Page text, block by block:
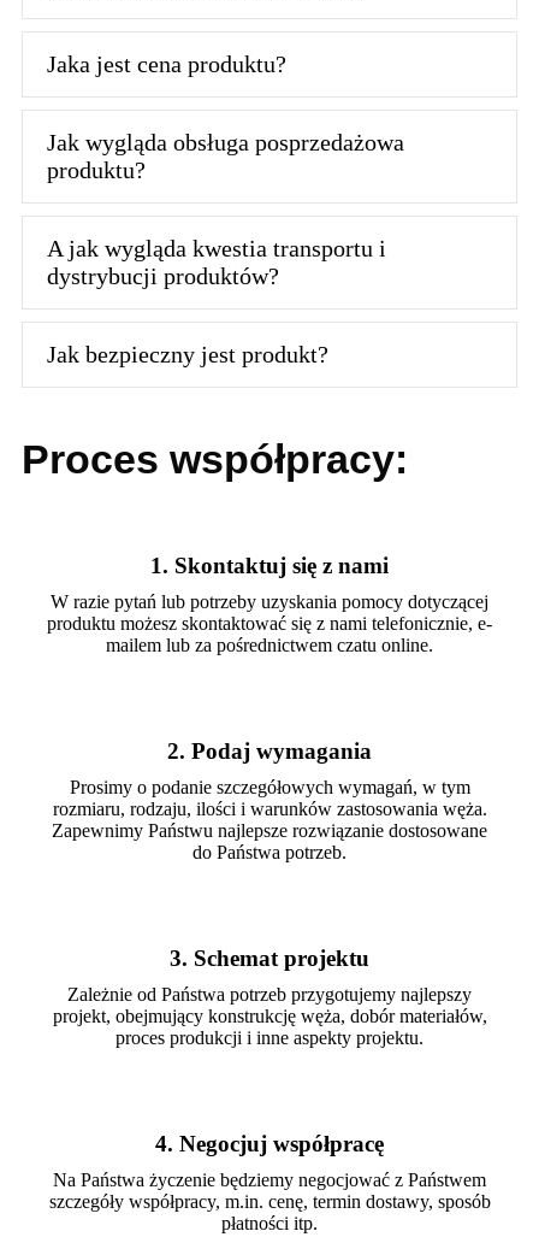
Jaka jest cena produktu?
Jak wygląda obsługa posprzedażowa
produktu?
A jak wygląda kwestia transportu i
dystrybucji produktów?
Jak bezpieczny jest produkt?
Proces współpracy:
1. Skontaktuj się z nami
W razie pytań lub potrzeby uzyskania pomocy dotyczącej
produktu możesz skontaktować się z nami telefonicznie, e-
mailem lub za pośrednictwem czatu online.
2. Podaj wymagania
Prosimy o podanie szczegółowych wymagań, w tym
rozmiaru, rodzaju, ilości i warunków zastosowania węża.
Zapewnimy Państwu najlepsze rozwiązanie dostosowane
do Państwa potrzeb.
3. Schemat projektu
Zależnie od Państwa potrzeb przygotujemy najlepszy
projekt, obejmujący konstrukcję węża, dobór materiałów,
proces produkcji i inne aspekty projektu.
4. Negocjuj współpracę
Na Państwa życzenie będziemy negocjować z Państwem
szczegóły współpracy, m.in. cenę, termin dostawy, sposób
płatności itp.